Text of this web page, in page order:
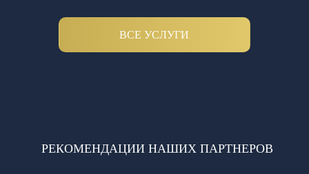
ВСЕ УСЛУГИ
РЕКОМЕНДАЦИИ НАШИХ ПАРТНЕРОВ